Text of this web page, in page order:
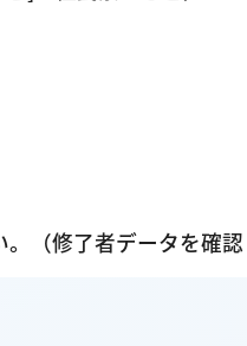
（修了者データを確認